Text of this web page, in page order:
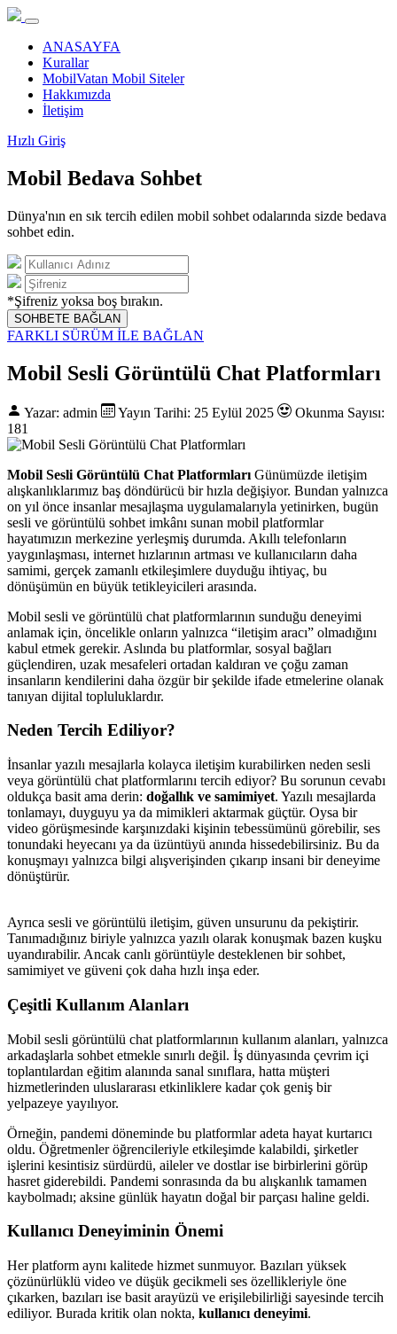
ANASAYFA
Kurallar
MobilVatan Mobil Siteler
Hakkımızda
İletişim
Hızlı Giriş
Mobil Bedava Sohbet
Dünya'nın en sık tercih edilen mobil sohbet odalarında sizde bedava
sohbet edin.
*Şifreniz yoksa boş bırakın.
SOHBETE BAĞLAN
FARKLI SÜRÜM İLE BAĞLAN
Mobil Sesli Görüntülü Chat Platformları
Yazar: admin Yayın Tarihi: 25 Eylül 2025
Okunma Sayısı:
181
Mobil Sesli Görüntülü Chat Platformları Günümüzde iletişim
alışkanlıklarımız baş döndürücü bir hızla değişiyor. Bundan yalnızca
on yıl önce insanlar mesajlaşma uygulamalarıyla yetinirken, bugün
sesli ve görüntülü sohbet imkânı sunan mobil platformlar
hayatımızın merkezine yerleşmiş durumda. Akıllı telefonların
yaygınlaşması, internet hızlarının artması ve kullanıcıların daha
samimi, gerçek zamanlı etkileşimlere duyduğu ihtiyaç, bu
dönüşümün en büyük tetikleyicileri arasında.
Mobil sesli ve görüntülü chat platformlarının sunduğu deneyimi
anlamak için, öncelikle onların yalnızca “iletişim aracı” olmadığını
kabul etmek gerekir. Aslında bu platformlar, sosyal bağları
güçlendiren, uzak mesafeleri ortadan kaldıran ve çoğu zaman
insanların kendilerini daha özgür bir şekilde ifade etmelerine olanak
tanıyan dijital topluluklardır.
Neden Tercih Ediliyor?
İnsanlar yazılı mesajlarla kolayca iletişim kurabilirken neden sesli
veya görüntülü chat platformlarını tercih ediyor? Bu sorunun cevabı
oldukça basit ama derin: doğallık ve samimiyet. Yazılı mesajlarda
tonlamayı, duyguyu ya da mimikleri aktarmak güçtür. Oysa bir
video görüşmesinde karşınızdaki kişinin tebessümünü görebilir, ses
tonundaki heyecanı ya da üzüntüyü anında hissedebilirsiniz. Bu da
konuşmayı yalnızca bilgi alışverişinden çıkarıp insani bir deneyime
dönüştürür.
Ayrıca sesli ve görüntülü iletişim, güven unsurunu da pekiştirir.
Tanımadığınız biriyle yalnızca yazılı olarak konuşmak bazen kuşku
uyandırabilir. Ancak canlı görüntüyle desteklenen bir sohbet,
samimiyet ve güveni çok daha hızlı inşa eder.
Çeşitli Kullanım Alanları
Mobil sesli görüntülü chat platformlarının kullanım alanları, yalnızca
arkadaşlarla sohbet etmekle sınırlı değil. İş dünyasında çevrim içi
toplantılardan eğitim alanında sanal sınıflara, hatta müşteri
hizmetlerinden uluslararası etkinliklere kadar çok geniş bir
yelpazeye yayılıyor.
Örneğin, pandemi döneminde bu platformlar adeta hayat kurtarıcı
oldu. Öğretmenler öğrencileriyle etkileşimde kalabildi, şirketler
işlerini kesintisiz sürdürdü, aileler ve dostlar ise birbirlerini görüp
hasret giderebildi. Pandemi sonrasında da bu alışkanlık tamamen
kaybolmadı; aksine günlük hayatın doğal bir parçası haline geldi.
Kullanıcı Deneyiminin Önemi
Her platform aynı kalitede hizmet sunmuyor. Bazıları yüksek
çözünürlüklü video ve düşük gecikmeli ses özellikleriyle öne
çıkarken, bazıları ise basit arayüzü ve erişilebilirliği sayesinde tercih
ediliyor. Burada kritik olan nokta, kullanıcı deneyimi.